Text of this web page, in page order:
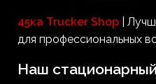
45ка Trucker Shop |
для профессиональных
Наш